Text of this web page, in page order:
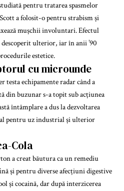
pentru tratarea spasmelor
a folosit-o pentru strabism și
mușchii involuntari. Efectul
ulterior, iar în anii ’90
estetice.
cu microunde
testa echipamente radar când a
din buzunar s-a topit sub acțiunea
întâmplare a dus la dezvoltarea
pentru uz industrial și ulterior
Cola
a creat băutura ca un remediu
și pentru diverse afecțiuni digestive
și cocaină, dar după interzicerea